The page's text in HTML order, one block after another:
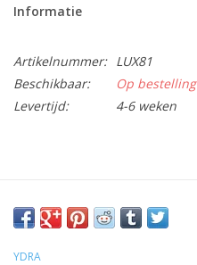
Informatie
Artikelnummer: LUX81
Beschikbaar:
Op bestelling
Levertijd:
4-6 weken
YDRA